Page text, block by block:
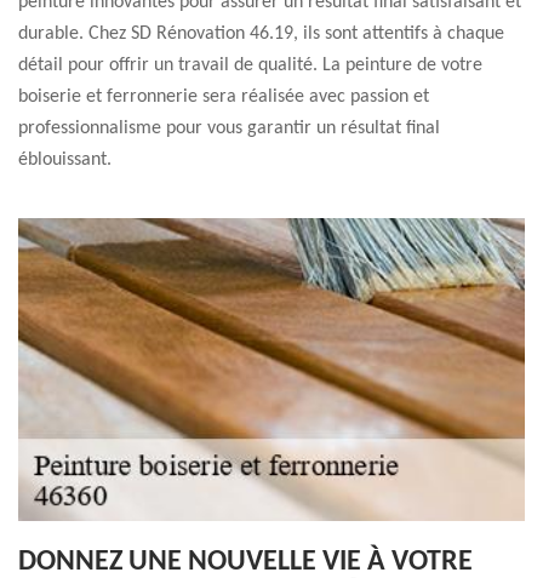
durable. Chez SD Rénovation 46.19, ils sont attentifs à chaque
détail pour offrir un travail de qualité. La peinture de votre
boiserie et ferronnerie sera réalisée avec passion et
professionnalisme pour vous garantir un résultat final
éblouissant.
DONNEZ UNE NOUVELLE VIE À VOTRE